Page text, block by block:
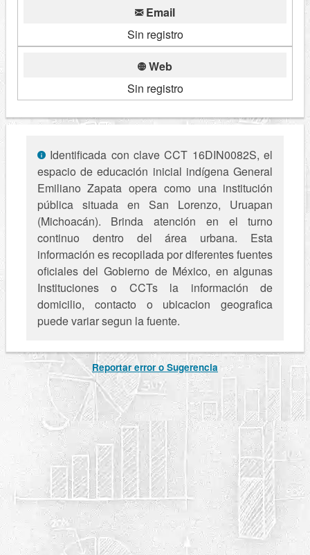
Email
Sin registro
Web
Sin registro
Identificada con clave CCT 16DIN0082S, el
espacio de educación inicial indígena General
Emiliano Zapata opera como una institución
pública situada en San Lorenzo, Uruapan
(Michoacán). Brinda atención en el turno
continuo dentro del área urbana. Esta
información es recopilada por diferentes fuentes
oficiales del Gobierno de México, en algunas
Instituciones o CCTs la información de
domicilio, contacto o ubicacion geografica
puede variar segun la fuente.
Reportar error o Sugerencia